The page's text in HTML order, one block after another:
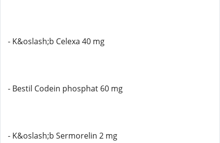
- K&oslash;b Celexa 40 mg
- Bestil Codein phosphat 60 mg
- K&oslash;b Sermorelin 2 mg